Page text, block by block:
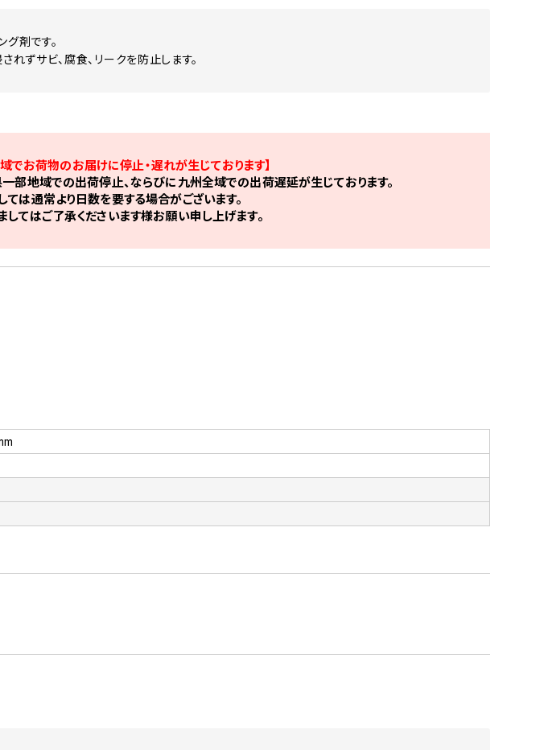
剤です。
ずサビ、腐食、リークを防止します。
でお荷物のお届けに停止・遅れが生じております】
部地域での出荷停止、ならびに九州全域での出荷遅延が生じております。
ては通常より日数を要する場合がございます。
してはご了承くださいます様お願い申し上げます。